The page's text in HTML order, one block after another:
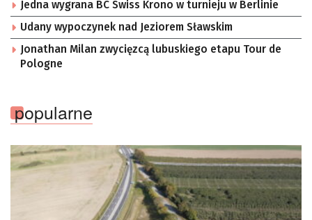
Jedna wygrana BC Swiss Krono w turnieju w Berlinie
Udany wypoczynek nad Jeziorem Sławskim
Jonathan Milan zwycięzcą lubuskiego etapu Tour de
Pologne
popularne